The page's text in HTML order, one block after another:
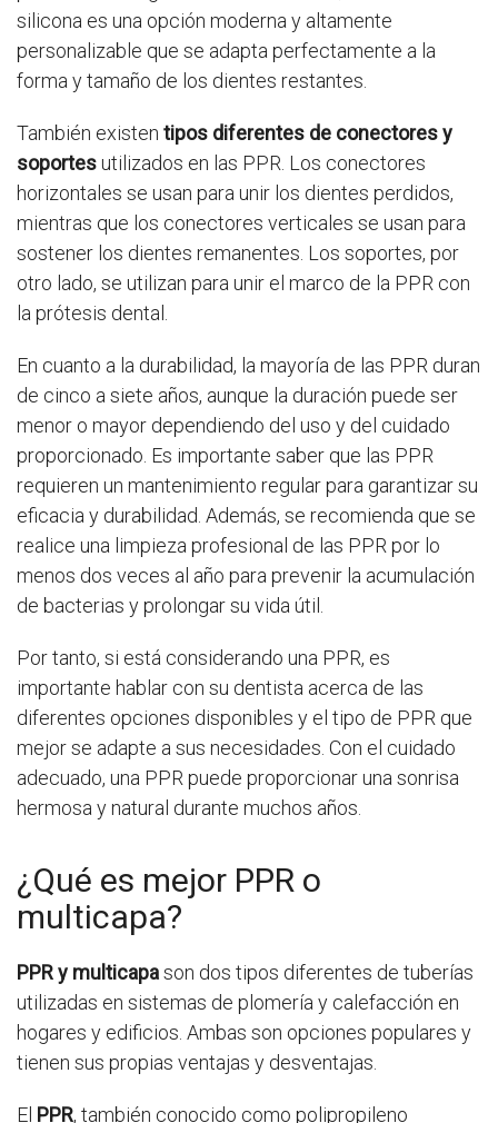
silicona es una opción moderna y altamente
personalizable que se adapta perfectamente a la
forma y tamaño de los dientes restantes.
También existen tipos diferentes de conectores y
soportesutilizados en las PPR. Los conectores
horizontales se usan para unir los dientes perdidos,
mientras que los conectores verticales se usan para
sostener los dientes remanentes. Los soportes, por
otro lado, se utilizan para unir el marco de la PPR con
la prótesis dental.
En cuanto a la durabilidad, la mayoría de las PPR duran
de cinco a siete años, aunque la duración puede ser
menor o mayor dependiendo del uso y del cuidado
proporcionado. Es importante saber que las PPR
requieren un mantenimiento regular para garantizar su
eficacia y durabilidad. Además, se recomienda que se
realice una limpieza profesional de las PPR por lo
menos dos veces al año para prevenir la acumulación
de bacterias y prolongar su vida útil.
Por tanto, si está considerando una PPR, es
importante hablar con su dentista acerca de las
diferentes opciones disponibles y el tipo de PPR que
mejor se adapte a sus necesidades. Con el cuidado
adecuado, una PPR puede proporcionar una sonrisa
hermosa y natural durante muchos años.
¿Qué es mejor PPR o
multicapa?
PPR y multicapason dos tipos diferentes de tuberías
utilizadas en sistemas de plomería y calefacción en
hogares y edificios. Ambas son opciones populares y
tienen sus propias ventajas y desventajas.
El PPR, también conocido como polipropileno